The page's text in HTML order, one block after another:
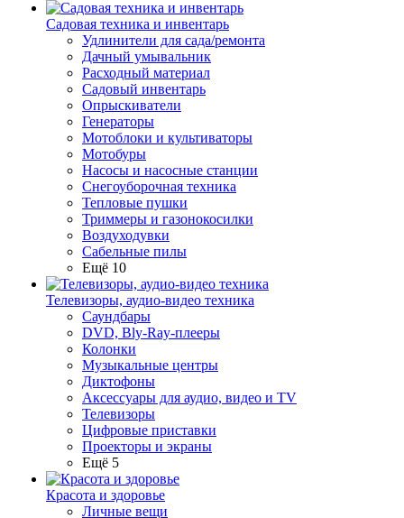
Садовая техника и инвентарь
Удлинители для сада/ремонта
Дачный умывальник
Расходный материал
Садовый инвентарь
Опрыскиватели
Генераторы
Мотоблоки и культиваторы
Мотобуры
Насосы и насосные станции
Снегоуборочная техника
Тепловые пушки
Триммеры и газонокосилки
Воздуходувки
Сабельные пилы
Ещё 10
Телевизоры, аудио-видео техника
Саундбары
DVD, Bly-Ray-плееры
Колонки
Музыкальные центры
Диктофоны
Аксессуары для аудио, видео и TV
Телевизоры
Цифровые приставки
Проекторы и экраны
Ещё 5
Красота и здоровье
Личные вещи